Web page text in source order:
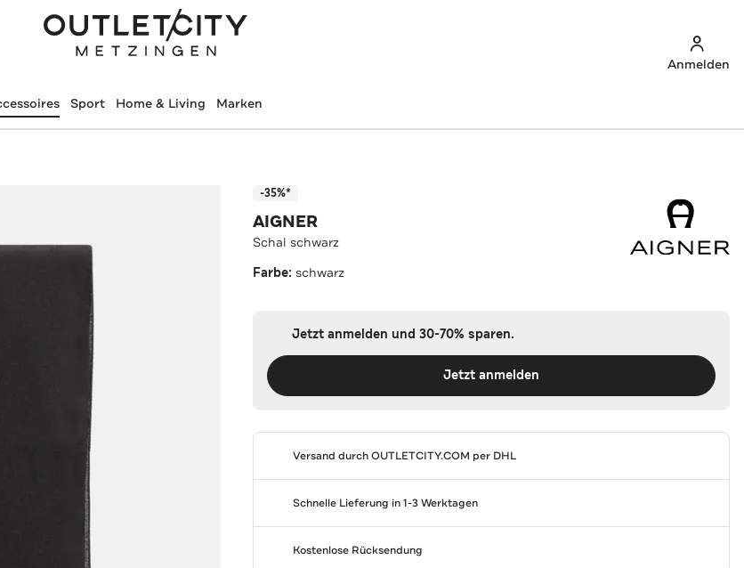
Anmelden
Sport Home & Living Marken
-35%*
AIGNER
Schal schwarz
Farbe: schwarz
Jetzt anmelden und 30-70% sparen.
Jetzt anmelden
Versand durchOUTLETCITY.COM per DHL
Schnelle Lieferung in 1-3 Werktagen
Kostenlose Rücksendung